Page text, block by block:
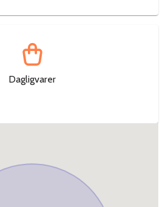
Dagligvarer